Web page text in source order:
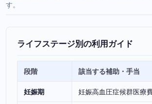
す。
ライフステージ別の利用ガイド
段階 該当する補助・手当
妊娠期 妊娠高血圧症候群医療